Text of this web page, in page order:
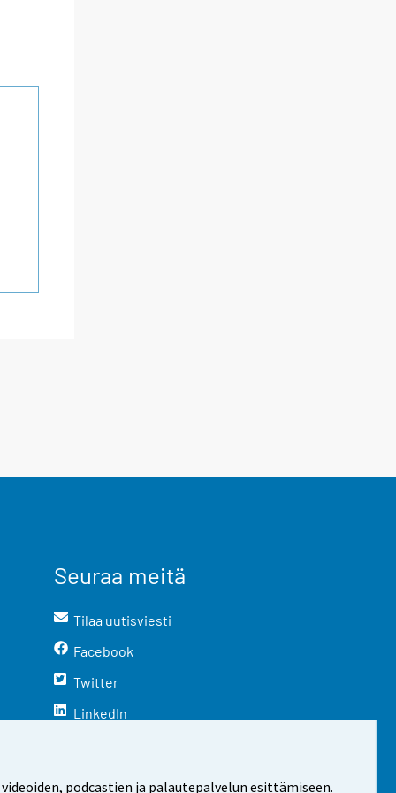
podcastien ja palautepalvelun esittämiseen.
Seuraa meitä
Tilaa uutisviesti
Facebook
Twitter
LinkedIn